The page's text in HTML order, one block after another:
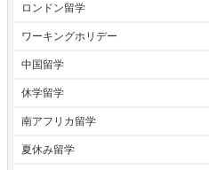
ロンドン留学
ワーキングホリデー
中国留学
休学留学
南アフリカ留学
夏休み留学